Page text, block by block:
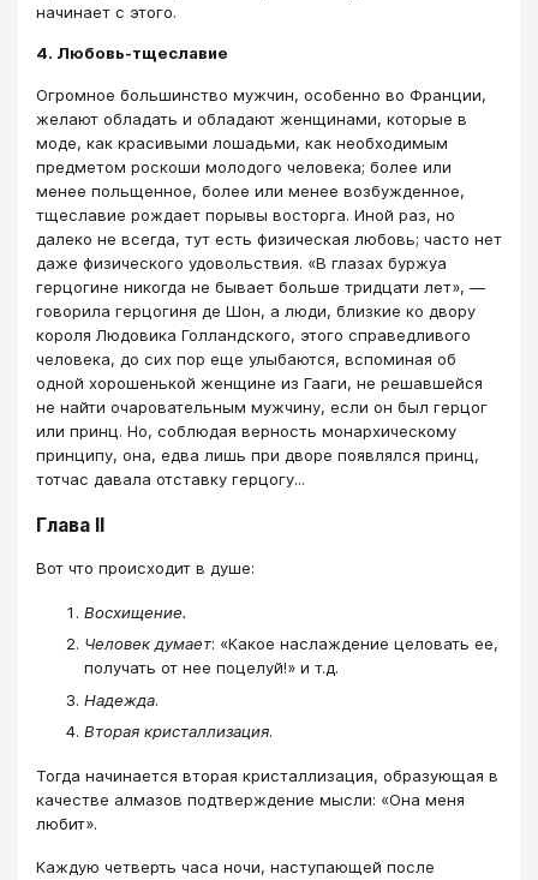
начинает с этого.
4. Любовь-тщеславие
Огромное большинство мужчин, особенно во Франции,
желают обладать и обладают женщинами, которые в
моде, как красивыми лошадьми, как необходимым
предметом роскоши молодого человека; более или
менее польщенное, более или менее возбужденное,
тщеславие рождает порывы восторга. Иной раз, но
далеко не всегда, тут есть физическая любовь; часто нет
даже физического удовольствия. «В глазах буржуа
герцогине никогда не бывает больше тридцати лет», —
говорила герцогиня де Шон, а люди, близкие ко двору
короля Людовика Голландского, этого справедливого
человека, до сих пор еще улыбаются, вспоминая об
одной хорошенькой женщине из Гааги, не решавшейся
не найти очаровательным мужчину, если он был герцог
или принц. Но, соблюдая верность монархическому
принципу, она, едва лишь при дворе появлялся принц,
тотчас давала отставку герцогу...
Глава II
Вот что происходит в душе:
Восхищение.
Человек думает: «Какое наслаждение целовать ее,
получать от нее поцелуй!» и т.д.
Надежда.
Вторая кристаллизация.
Тогда начинается вторая кристаллизация, образующая в
качестве алмазов подтверждение мысли: «Она меня
любит».
Каждую четверть часа ночи, наступающей после